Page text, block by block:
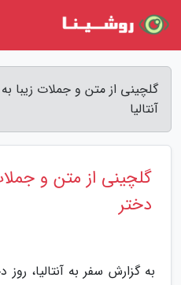
گلچینی از متن و جملات زیبا
آنتالیا
گلچینی از متن و
دختر
به گزارش سفر به آنتالیا،